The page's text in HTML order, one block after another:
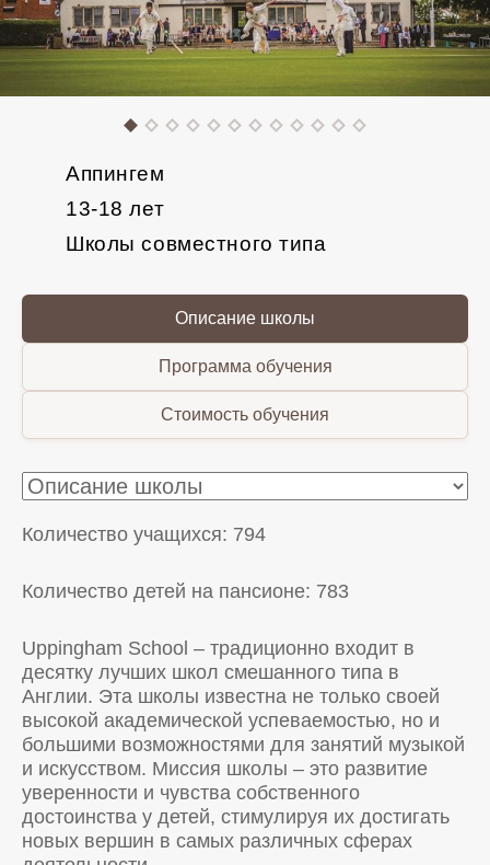
Аппингем
13-18 лет
Школы совместного типа
Описание школы
Программа обучения
Стоимость обучения
Количество учащихся: 794
Количество детей на пансионе: 783
Uppingham School – традиционно входит в
десятку лучших школ смешанного типа в
Англии. Эта школы известна не только своей
высокой академической успеваемостью, но и
большими возможностями для занятий музыкой
и искусством. Миссия школы – это развитие
уверенности и чувства собственного
достоинства у детей, стимулируя их достигать
новых вершин в самых различных сферах